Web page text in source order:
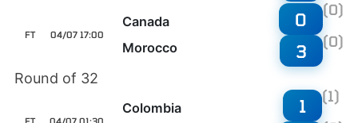
04/07 17:00
FT
Canada
Morocco
0 (0)
3 (0)
Round of 32
Colombia
1 (1)